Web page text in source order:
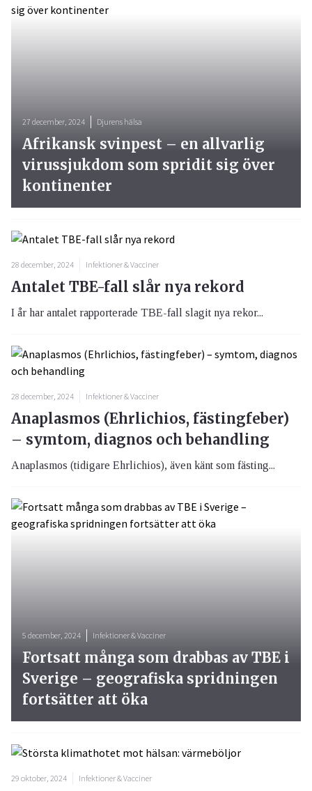
28 december, 2024 Infektioner & Vacciner
Antalet TBE-fall slår nya rekord
I år har antalet rapporterade TBE-fall slagit nya rekor...
28 december, 2024 Infektioner & Vacciner
Anaplasmos (Ehrlichios, fästingfeber)
– symtom, diagnos och behandling
Anaplasmos (tidigare Ehrlichios), även känt som fästing...
27 december, 2024 Djurens hälsa
Afrikansk svinpest – en allvarlig
virussjukdom som spridit sig över
kontinenter
5 december, 2024 Infektioner & Vacciner
Fortsatt många som drabbas av TBE i
Sverige – geografiska spridningen
fortsätter att öka
29 oktober, 2024 Infektioner & Vacciner